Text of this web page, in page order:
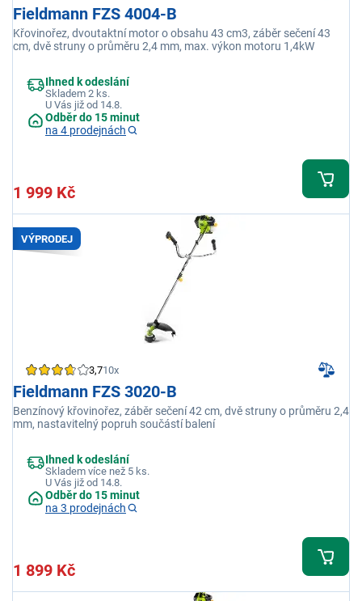
Fieldmann FZS 4004-B
Křovinořez, dvoutaktní motor o obsahu 43 cm3, záběr sečení 43
cm, dvě struny o průměru 2,4 mm, max. výkon motoru 1,4kW
Ihned k odeslání
Skladem 2 ks.
U Vás již od 14.8.
Odběr do 15 minut
na 4 prodejnách
1 999 Kč
VÝPRODEJ
3,710x
Fieldmann FZS 3020-B
Benzínový křovinořez, záběr sečení 42 cm, dvě struny o průměru 2,4
mm, nastavitelný popruh součástí balení
Ihned k odeslání
Skladem více než 5 ks.
U Vás již od 14.8.
Odběr do 15 minut
na 3 prodejnách
1 899 Kč